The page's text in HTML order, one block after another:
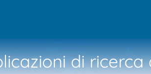
di ricerca